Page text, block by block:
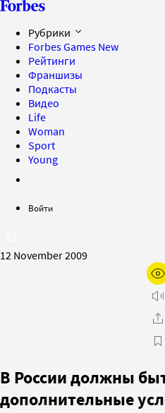
Рубрики
Forbes Games New
Рейтинги
Франшизы
Подкасты
Видео
Life
Woman
Sport
Young
Войти
12 November 2009
В России должны
дополнительные